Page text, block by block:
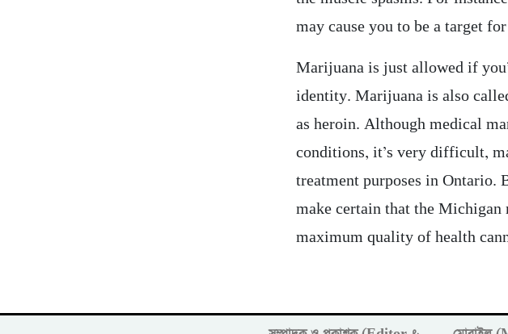
may cause you to be a target
Marijuana is just allowed if
identity. Marijuana is also
as heroin. Although medical
conditions, it’s very difficult,
treatment purposes in Ontario.
make certain that the
maximum quality of health